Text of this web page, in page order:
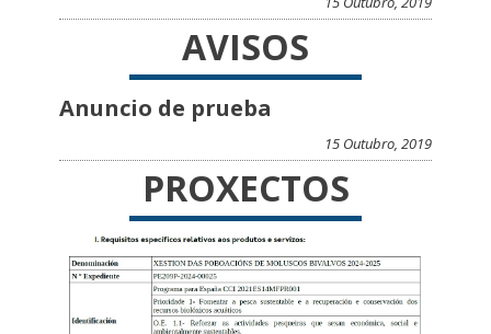
AVISOS
Anuncio de prueba
15 Outubro, 2019
PROXECTOS